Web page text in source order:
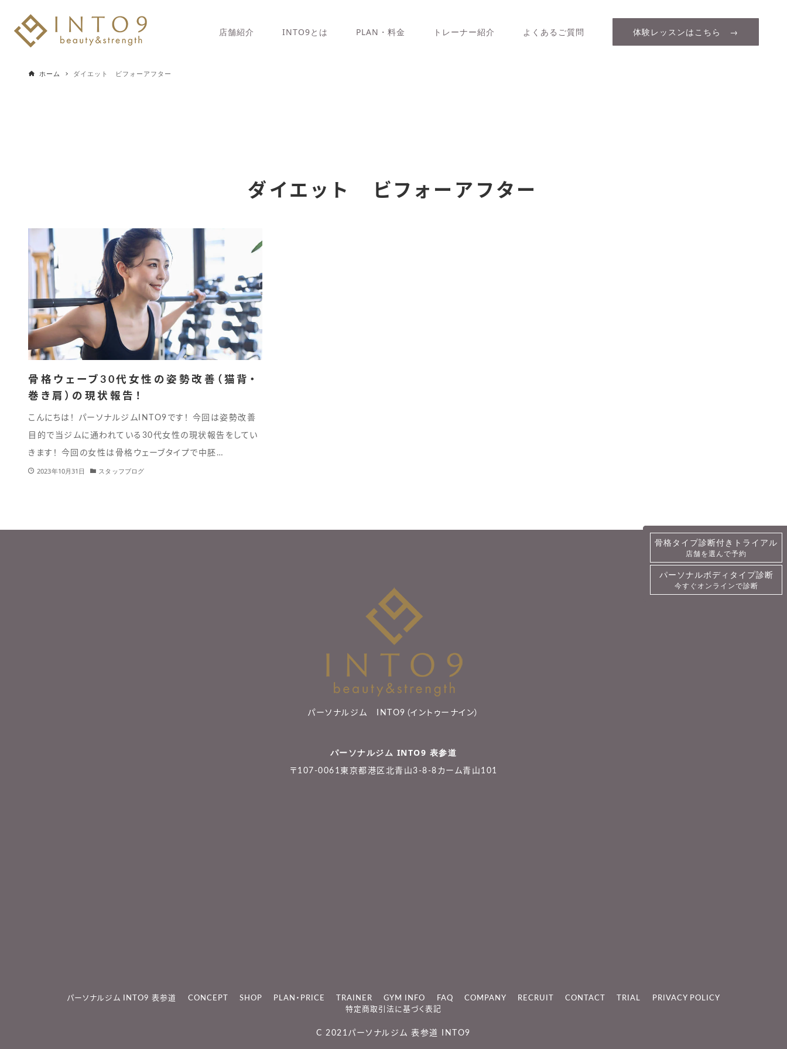
店舗紹介 INTO9とは PLAN・料金 トレーナー紹介 よくあるご質問 体験レッスンはこちら →
ホーム ダイエット ビフォーアフター
ダイエット ビフォーアフター
骨格ウェーブ30代女性の姿勢改善（猫背・
巻き肩）の現状報告！
こんにちは！ パーソナルジムINTO9です！ 今回は姿勢改善
目的で当ジムに通われている30代女性の現状報告をしてい
きます！ 今回の女性は骨格ウェーブタイプで中胚…
2023年10月31日 スタッフブログ
パーソナルジム INTO9（イントゥーナイン）
パーソナルジム INTO9 表参道
〒107-0061東京都港区北青山3-8-8カーム青山101
パーソナルジム INTO9 表参道 CONCEPT SHOP PLAN・PRICE TRAINER GYM INFO FAQ COMPANY RECRUIT CONTACT TRIAL
PRIVACY POLICY
特定商取引法に基づく表記
C 2021 パーソナルジム 表参道 INTO9
骨格タイプ診断付きトライアル
詳細・予約
パーソナルボディタイプ診断
今すぐオンラインで診断
骨格タイプ診断付きトライアル
店舗を選んで予約
パーソナルボディタイプ診断
今すぐオンラインで診断